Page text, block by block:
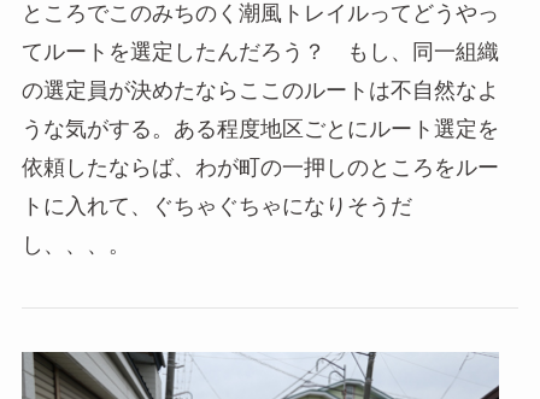
ところでこのみちのく潮風トレイルってどうやっ
てルートを選定したんだろう？ もし、同一組織
の選定員が決めたならここのルートは不自然なよ
うな気がする。ある程度地区ごとにルート選定を
依頼したならば、わが町の一押しのところをルー
トに入れて、ぐちゃぐちゃになりそうだ
し、、、。